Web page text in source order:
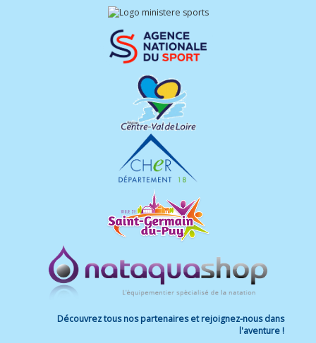
Découvrez tous nos partenaires et rejoignez-nous dans
l'aventure !